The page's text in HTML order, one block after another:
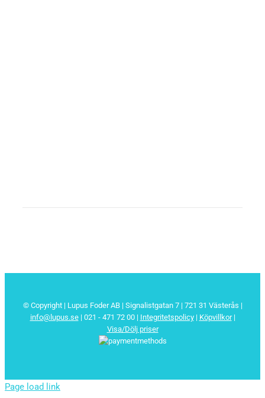
© Copyright | Lupus Foder AB | Signalistgatan 7 | 721 31 Västerås |
info@lupus.se| 021 - 471 72 00 | Integritetspolicy| Köpvillkor|
Visa/Dölj priser
Page load link